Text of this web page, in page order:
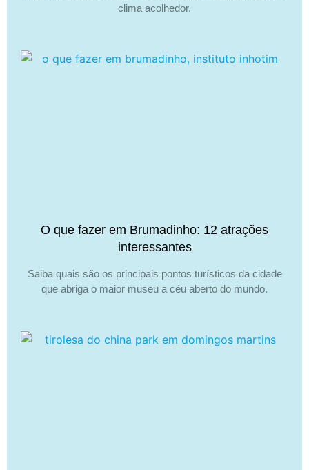
clima acolhedor.
O que fazer em Brumadinho: 12 atrações
interessantes
Saiba quais são os principais pontos turísticos da cidade
que abriga o maior museu a céu aberto do mundo.